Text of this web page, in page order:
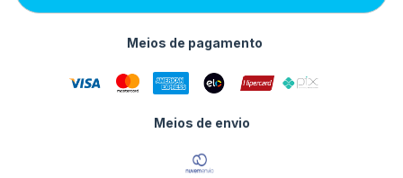
Meios de pagamento
Meios de envio